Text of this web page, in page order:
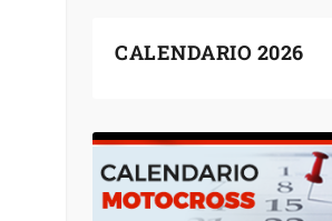
CALENDARIO 2026